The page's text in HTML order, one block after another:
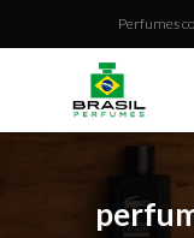
Perfumes